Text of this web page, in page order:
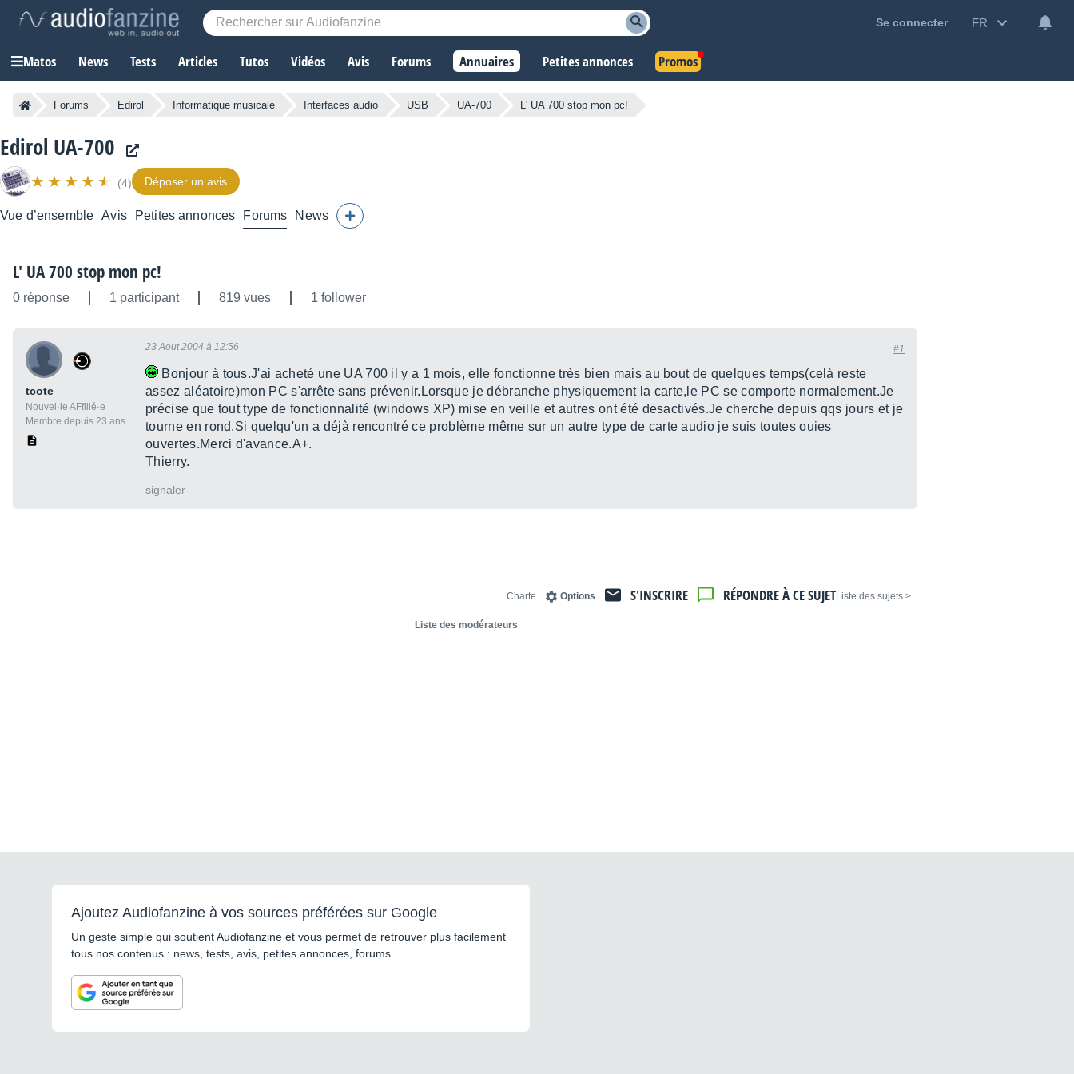
Se connecter FR
Matos News Tests Articles Tutos Vidéos Avis Forums Annuaires Petites annonces Promos
Forums Edirol Informatique musicale Interfaces audio USB UA-700 L' UA 700 stop mon pc!
Edirol UA-700
(4) Déposer un avis
Vue d’ensemble Avis Petites annonces Forums News
L' UA 700 stop mon pc!
0 réponse 1 participant 819 vues 1 follower
tcote
Nouvel·le AFfilié·e
Membre depuis 23 ans
23 Aout 2004 à 12:56 #1
Bonjour à tous.J'ai acheté une UA 700 il y a 1 mois, elle fonctionne très bien mais au bout de quelques temps(celà reste
assez aléatoire)mon PC s'arrête sans prévenir.Lorsque je débranche physiquement la carte,le PC se comporte normalement.Je
précise que tout type de fonctionnalité (windows XP) mise en veille et autres ont été desactivés.Je cherche depuis qqs jours et je
tourne en rond.Si quelqu'un a déjà rencontré ce problème même sur un autre type de carte audio je suis toutes ouies
ouvertes.Merci d'avance.A+.
Thierry.
signaler
< Liste des sujets
RÉPONDRE À CE SUJET
S'INSCRIRE
Options
Charte
Liste des modérateurs
Ajoutez Audiofanzine à vos sources préférées sur Google
Un geste simple qui soutient Audiofanzine et vous permet de retrouver plus facilement
tous nos contenus : news, tests, avis, petites annonces, forums...